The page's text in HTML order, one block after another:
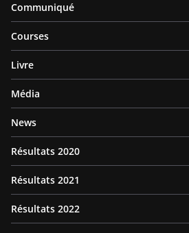
Communiqué
Courses
Livre
Média
News
Résultats 2020
Résultats 2021
Résultats 2022